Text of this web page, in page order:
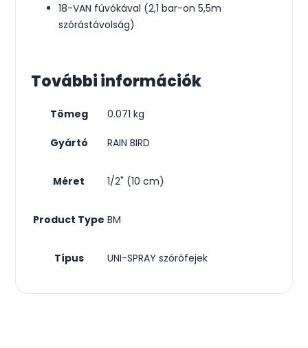
18-VAN fúvókával (2,1 bar-on 5,5m
szórástávolság)
További információk
Tömeg 0.071 kg
Gyártó RAIN BIRD
Méret 1/2" (10 cm)
Product Type BM
Típus UNI-SPRAY szórófejek